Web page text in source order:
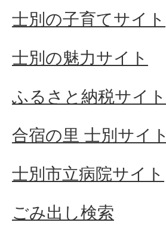
士別の子育てサイト
士別の魅力サイト
ふるさと納税サイト
合宿の里 士別サイト
士別市立病院サイト
ごみ出し検索